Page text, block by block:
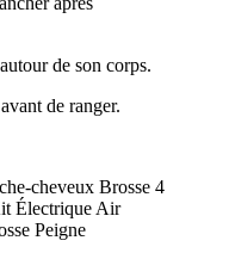
de son corps.
de ranger.